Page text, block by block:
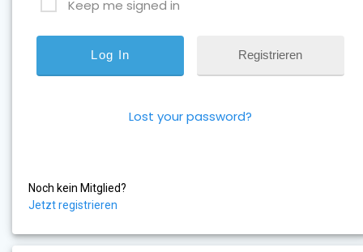
Keep me signed in
Registrieren
Lost your password?
Noch kein Mitglied?
Jetzt registrieren